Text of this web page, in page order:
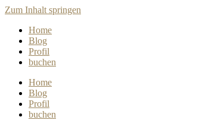
Zum Inhalt springen
Home
Blog
Profil
buchen
Home
Blog
Profil
buchen